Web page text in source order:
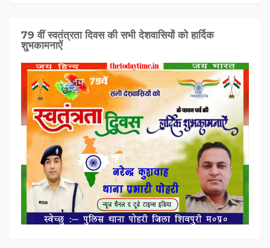
79 वीं स्वतंत्रता दिवस की सभी देशवासियों को हार्दिक
शुभकामनाऐं